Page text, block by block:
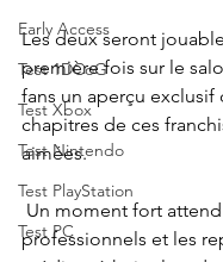
Early Access
Test 1DCoG
Test Xbox
Test Nintendo
Test PlayStation
Test PC
Les deux seront
première fois sur le
fans un aperçu exclusif
chapitres de ces
aimées.
Un moment fort
professionnels et les